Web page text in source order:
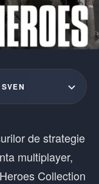
de strategie
multiplayer,
Collection